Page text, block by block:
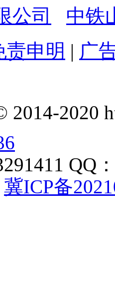
公司
中铁
责申明 | 广
2014-2020
QQ
冀ICP备